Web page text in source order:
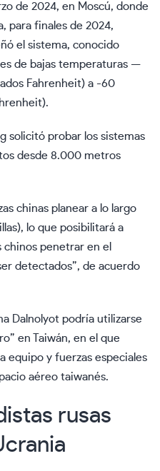
de 2024, en Moscú, donde
para finales de 2024,
el sistema, conocido
de bajas temperaturas —
Fahrenheit) a -60
solicitó probar los sistemas
desde 8.000 metros
chinas planear a lo largo
lo que posibilitará a
chinos penetrar en el
detectados”, de acuerdo
Dalnolyot podría utilizarse
en Taiwán, en el que
equipo y fuerzas especiales
aéreo taiwanés.
rusas